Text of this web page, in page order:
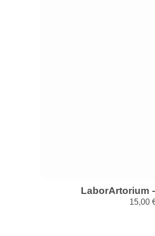
LaborArtorium
15,00